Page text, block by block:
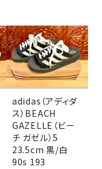
adidas（アディダ
ス）BEACH
GAZELLE（ビー
チ ガゼル）5
23.5cm 黒/白
90s 193